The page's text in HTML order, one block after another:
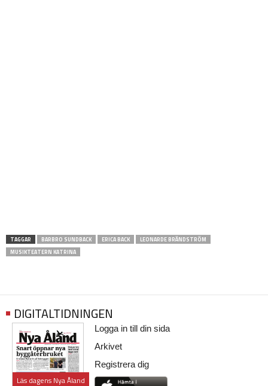
TAGGAR BARBRO SUNDBACK ERICA BACK
LEONARDE BRÄNDSTRÖM
MUSIKTEATERN KATRINA
DIGITALTIDNINGEN
Läs dagens Nya Åland
Logga in till din sida
Arkivet
Registrera dig